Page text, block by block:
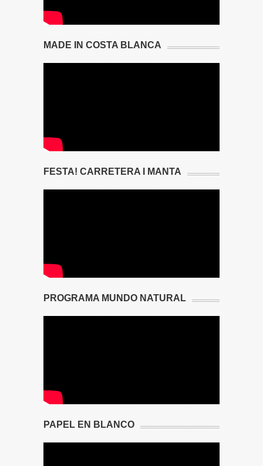
MADE IN COSTA BLANCA
FESTA! CARRETERA I MANTA
PROGRAMA MUNDO NATURAL
PAPEL EN BLANCO